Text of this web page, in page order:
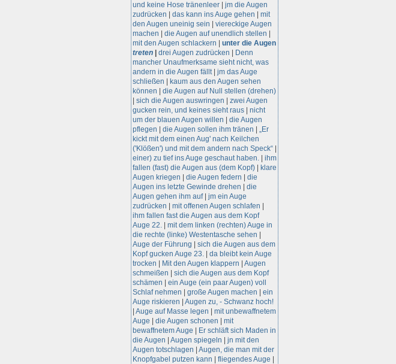
und keine Hose tränenleer
jm die Augen
zudrücken
das kann ins Auge gehen
mit
den Augen uneinig sein
viereckige Augen
machen
die Augen auf unendlich stellen
mit den Augen schlackern
unter die Augen
treten
drei Augen zudrücken
Denn
mancher Unaufmerksame sieht nicht, was
andern in die Augen fällt| jm das Auge
schließen
kaum aus den Augen sehen
können
die Augen auf Null stellen (drehen)
sich die Augen auswringen
zwei Augen
gucken rein, und keines sieht raus
nicht
um der blauen Augen willen
die Augen
pflegen
die Augen sollen ihm tränen
„Er
kickt mit dem einen Aug' nach Keilchen
('Klößen') und mit dem andern nach Speck“
einer) zu tief ins Auge geschaut haben.
ihm
fallen (fast) die Augen aus (dem Kopf)
klare
Augen kriegen
die Augen federn
die
Augen ins letzte Gewinde drehen
die
Augen gehen ihm auf| jm ein Auge
zudrücken
mit offenen Augen schlafen
ihm fallen fast die Augen aus dem Kopf
Auge 22.
mit dem linken (rechten) Auge in
die rechte (linke) Westentasche sehen
Auge der Führung
sich die Augen aus dem
Kopf gucken Auge 23.
da bleibt kein Auge
trocken
Mit den Augen klappern
Augen
schmeißen
sich die Augen aus dem Kopf
schämen
ein Auge (ein paar Augen) voll
Schlaf nehmen
große Augen machen
ein
Auge riskieren
Augen zu, - Schwanz hoch!
Auge auf Masse legen
mit unbewaffnetem
Auge
die Augen schonen
mit
bewaffnetem Auge
Er schläft sich Maden in
die Augen
Augen spiegeln
jn mit den
Augen totschlagen
Augen, die man mit der
Knopfgabel putzen kann
fliegendes Auge